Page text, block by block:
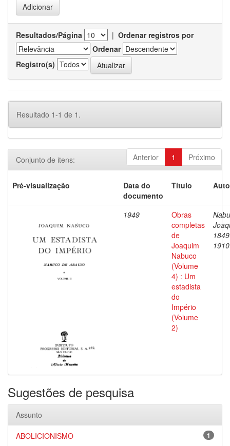
Resultados/Página | Ordenar registros por
Ordenar
Registro(s)
Resultado 1-1 de 1.
Anterior 1 Próximo
Conjunto de itens:
Pré-visualização
Data do
documento
Título
1949
Obras
completas
de
Joaquim
Nabuco
(Volume
4) : Um
estadista
do
Império
(Volume
2)
1910
Sugestões de pesquisa
Assunto
1
ABOLICIONISMO